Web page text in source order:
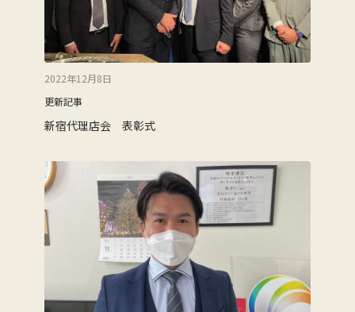
2022年12月8日
更新記事
新宿代理店会 表彰式